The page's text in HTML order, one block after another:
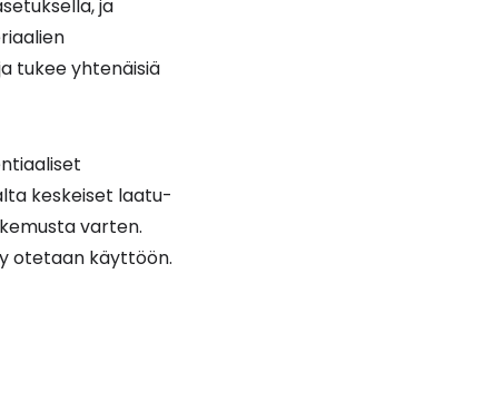
ja
tukee yhtenäisiä
keskeiset laatu-
varten.
otetaan käyttöön.